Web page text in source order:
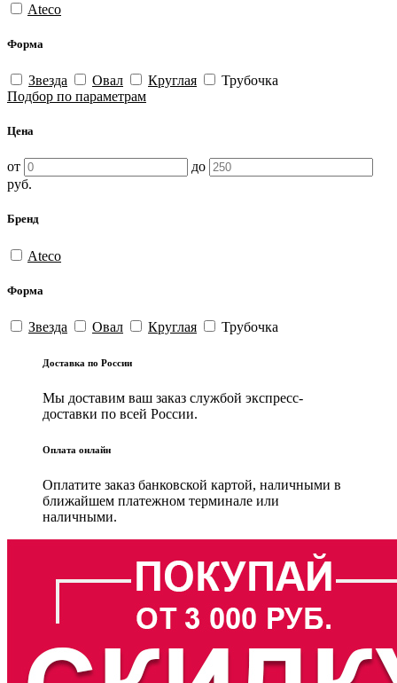
Ateco
Форма
Звезда Овал Круглая
Трубочка
Подбор по параметрам
Цена
от
до
руб.
Бренд
Ateco
Форма
Звезда Овал Круглая Трубочка
Доставка по России
Мы доставим ваш заказ службой экспресс-
доставки по всей России.
Оплата онлайн
Оплатите заказ банковской картой, наличными в
ближайшем платежном терминале или
наличными.